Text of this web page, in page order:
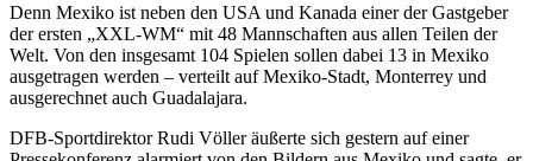
Denn Mexiko ist neben den USA und Kanada einer der Gastgeber
der ersten „XXL-WM“ mit 48 Mannschaften aus allen Teilen der
Welt. Von den insgesamt 104 Spielen sollen dabei 13 in Mexiko
ausgetragen werden – verteilt auf Mexiko-Stadt, Monterrey und
ausgerechnet auch Guadalajara.
DFB-Sportdirektor Rudi Völler äußerte sich gestern auf einer